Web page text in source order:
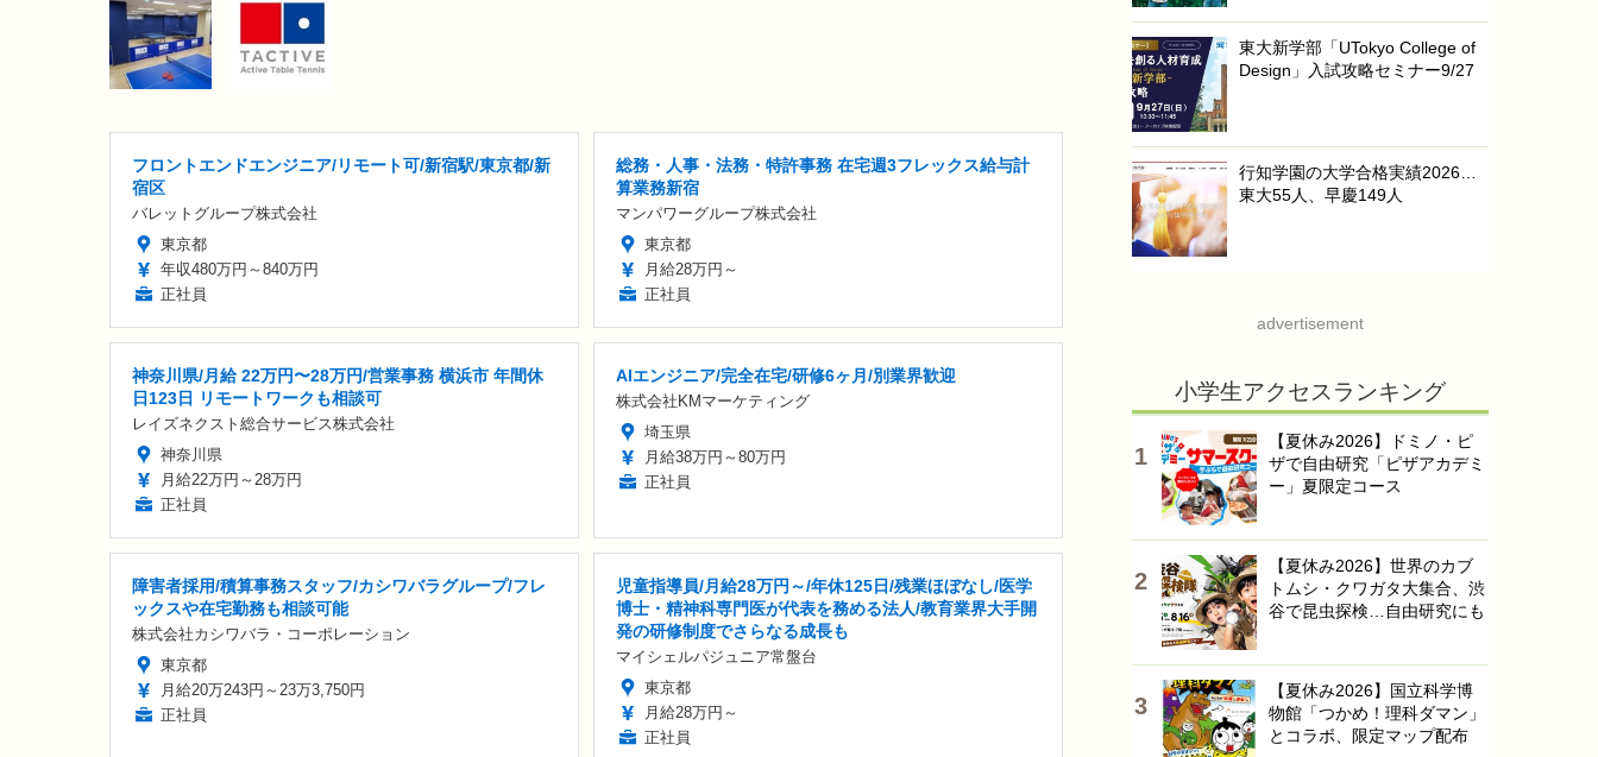
フロントエンドエンジニア/リモート可/新宿駅/東京都/新
宿区
バレットグループ株式会社
東京都
年収480万円～840万円
正社員
総務・人事・法務・特許事務 在宅週3フレックス給与計
算業務新宿
マンパワーグループ株式会社
東京都
月給28万円～
正社員
神奈川県/月給 22万円〜28万円/営業事務 横浜市 年間休
日123日 リモートワークも相談可
レイズネクスト総合サービス株式会社
神奈川県
月給22万円～28万円
正社員
AIエンジニア/完全在宅/研修6ヶ月/別業界歓迎
株式会社KMマーケティング
埼玉県
月給38万円～80万円
正社員
障害者採用/積算事務スタッフ/カシワバラグループ/フレ
ックスや在宅勤務も相談可能
株式会社カシワバラ・コーポレーション
東京都
月給20万243円～23万3,750円
正社員
児童指導員/月給28万円～/年休125日/残業ほぼなし/医学
博士・精神科専門医が代表を務める法人/教育業界大手開
発の研修制度でさらなる成長も
マイシェルパジュニア常盤台
東京都
月給28万円～
正社員
東大新学部「UTokyo College of
Design」入試攻略セミナー9/27
行知学園の大学合格実績2026…
東大55人、早慶149人
advertisement
小学生アクセスランキング
【夏休み2026】ドミノ・ピ
ザで自由研究「ピザアカデミ
ー」夏限定コース
【夏休み2026】世界のカブ
トムシ・クワガタ大集合、渋
谷で昆虫探検…自由研究にも
【夏休み2026】国立科学博
物館「つかめ！理科ダマン」
とコラボ、限定マップ配布